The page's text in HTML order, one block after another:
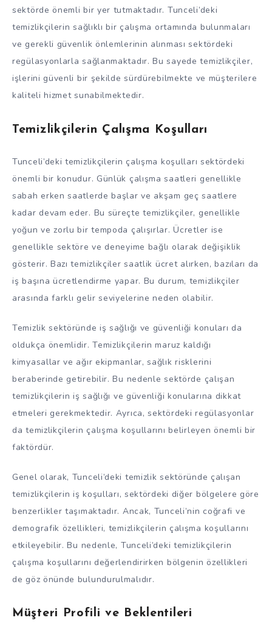
sektörde önemli bir yer tutmaktadır. Tunceli’deki
temizlikçilerin sağlıklı bir çalışma ortamında bulunmaları
ve gerekli güvenlik önlemlerinin alınması sektördeki
regülasyonlarla sağlanmaktadır. Bu sayede temizlikçiler,
işlerini güvenli bir şekilde sürdürebilmekte ve müşterilere
kaliteli hizmet sunabilmektedir.
Temizlikçilerin Çalışma Koşulları
Tunceli’deki temizlikçilerin çalışma koşulları sektördeki
önemli bir konudur. Günlük çalışma saatleri genellikle
sabah erken saatlerde başlar ve akşam geç saatlere
kadar devam eder. Bu süreçte temizlikçiler, genellikle
yoğun ve zorlu bir tempoda çalışırlar. Ücretler ise
genellikle sektöre ve deneyime bağlı olarak değişiklik
gösterir. Bazı temizlikçiler saatlik ücret alırken, bazıları da
iş başına ücretlendirme yapar. Bu durum, temizlikçiler
arasında farklı gelir seviyelerine neden olabilir.
Temizlik sektöründe iş sağlığı ve güvenliği konuları da
oldukça önemlidir. Temizlikçilerin maruz kaldığı
kimyasallar ve ağır ekipmanlar, sağlık risklerini
beraberinde getirebilir. Bu nedenle sektörde çalışan
temizlikçilerin iş sağlığı ve güvenliği konularına dikkat
etmeleri gerekmektedir. Ayrıca, sektördeki regülasyonlar
da temizlikçilerin çalışma koşullarını belirleyen önemli bir
faktördür.
Genel olarak, Tunceli’deki temizlik sektöründe çalışan
temizlikçilerin iş koşulları, sektördeki diğer bölgelere göre
benzerlikler taşımaktadır. Ancak, Tunceli’nin coğrafi ve
demografik özellikleri, temizlikçilerin çalışma koşullarını
etkileyebilir. Bu nedenle, Tunceli’deki temizlikçilerin
çalışma koşullarını değerlendirirken bölgenin özellikleri
de göz önünde bulundurulmalıdır.
Müşteri Profili ve Beklentileri